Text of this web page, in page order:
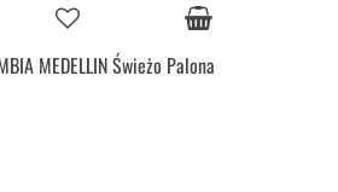
MEDELLIN Świeżo Palona